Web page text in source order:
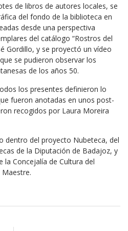
de libros de autores locales, se
del fondo de la biblioteca en
desde una perspectiva
del catálogo “Rostros del
Gordillo, y se proyectó un vídeo
se pudieron observar los
de los años 50.
los presentes definieron lo
fueron anotadas en unos post-
recogidos por Laura Moreira
dentro del proyecto Nubeteca, del
de la Diputación de Badajoz, y
Concejalía de Cultura del